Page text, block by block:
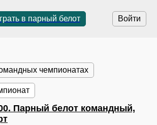
Войти
в парный белот
чемпионатах
. Парный белот командный,